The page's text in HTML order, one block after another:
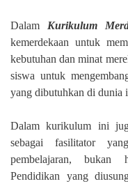
Dalam Kurikulum
kemerdekaan untuk
kebutuhan dan minat
siswa untuk
yang dibutuhkan di dunia
Dalam kurikulum ini
sebagai fasilitator
pembelajaran, bukan
Pendidikan yang